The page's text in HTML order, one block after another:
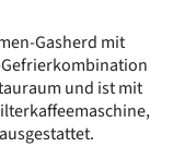
Gasherd mit
und ist mit